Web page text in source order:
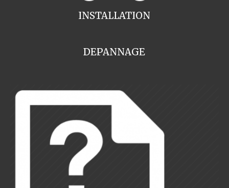
INSTALLATION
DEPANNAGE